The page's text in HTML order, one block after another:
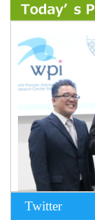
Twitter